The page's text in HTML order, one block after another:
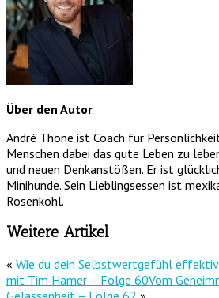
Über den Autor
André Thöne ist Coach für
Menschen dabei das gute Leben zu
und neuen Denkanstößen. Er ist
Minihunde. Sein Lieblingsessen ist
Rosenkohl.
Weitere Artikel
« Wie du dein Selbstwertgefühl
mit Tim Hamer – Folge 60Vom